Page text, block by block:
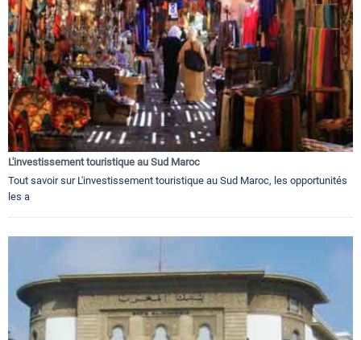
L'investissement touristique au Sud Maroc
Tout savoir sur L'investissement touristique au Sud Maroc, les opportunités
les a